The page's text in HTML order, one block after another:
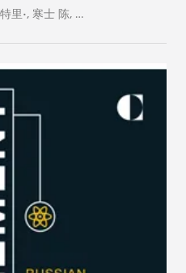
对此，卡内基四个研究
里•, 寒士 陈, …